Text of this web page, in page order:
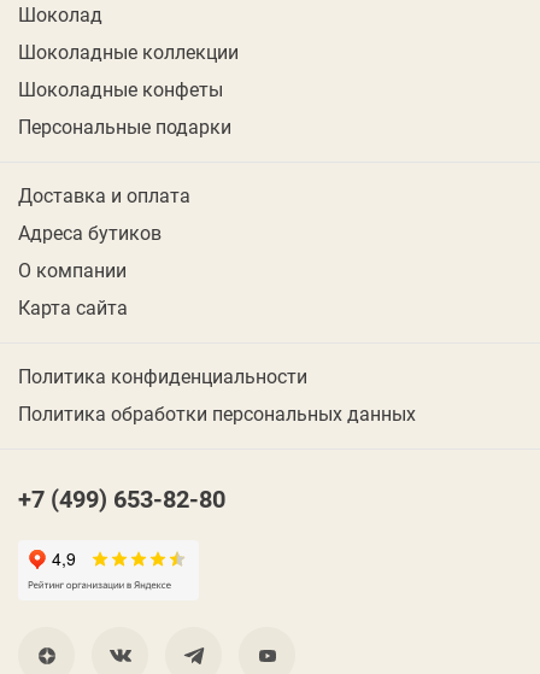
Шоколад
Шоколадные коллекции
Шоколадные конфеты
Персональные подарки
Доставка и оплата
Адреса бутиков
О компании
Карта сайта
Политика конфиденциальности
Политика обработки персональных данных
+7 (499) 653-82-80